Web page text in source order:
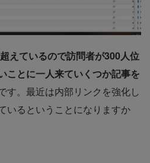
えているので訪問者が300人位
ことに一人来ていくつか記事を
す。最近は内部リンクを強化し
いるということになりますか